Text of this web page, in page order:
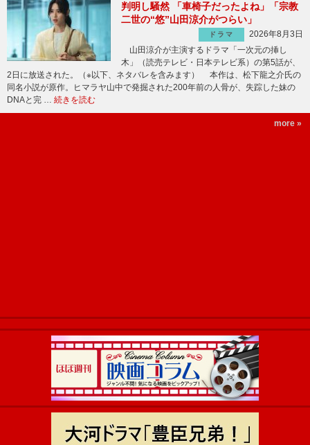
判明し騒然 「車椅子だったよね」「宗教
二世の“悠”山田涼介がつらい」
ドラマ
2026年8月3日
山田涼介が主演するドラマ「一次元の挿し
木」（読売テレビ・日本テレビ系）の第5話が、
2日に放送された。（※以下、ネタバレを含みます） 本作は、松下龍之介氏の
同名小説が原作。ヒマラヤ山中で発掘された200年前の人骨が、失踪した妹の
DNAと完 … 続きを読む
more »